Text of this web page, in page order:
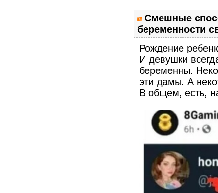
Смешные
беременности
Рождение
И девушки
беременны.
эти дамы. А
В общем, есть,